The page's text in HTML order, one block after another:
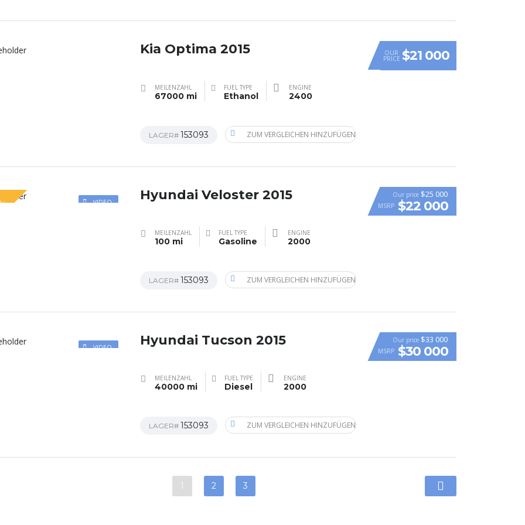
OUR
PRICE $21 000
Kia Optima 2015
MEILENZAHL
67000 mi
FUEL TYPE
Ethanol
ENGINE
2400
LAGER# 153093 ZUM VERGLEICHEN HINZUFÜGEN
VIDEO
Our price $25 000
MSRP $22 000
Hyundai Veloster 2015
MEILENZAHL
100 mi
FUEL TYPE
Gasoline
ENGINE
2000
LAGER# 153093 ZUM VERGLEICHEN HINZUFÜGEN
VIDEO
Our price $33 000
MSRP $30 000
Hyundai Tucson 2015
MEILENZAHL
40000 mi
FUEL TYPE
Diesel
ENGINE
2000
LAGER# 153093 ZUM VERGLEICHEN HINZUFÜGEN
1 2 3